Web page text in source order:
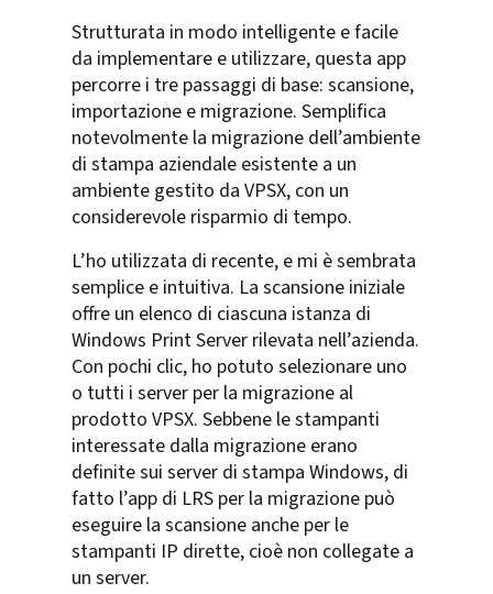
Strutturata in modo intelligente e facile
da implementare e utilizzare, questa app
percorre i tre passaggi di base: scansione,
importazione e migrazione. Semplifica
notevolmente la migrazione dell’ambiente
di stampa aziendale esistente a un
ambiente gestito da VPSX, con un
considerevole risparmio di tempo.
L’ho utilizzata di recente, e mi è sembrata
semplice e intuitiva. La scansione iniziale
offre un elenco di ciascuna istanza di
Windows Print Server rilevata nell’azienda.
Con pochi clic, ho potuto selezionare uno
o tutti i server per la migrazione al
prodotto VPSX. Sebbene le stampanti
interessate dalla migrazione erano
definite sui server di stampa Windows, di
fatto l’app di LRS per la migrazione può
eseguire la scansione anche per le
stampanti IP dirette, cioè non collegate a
un server.